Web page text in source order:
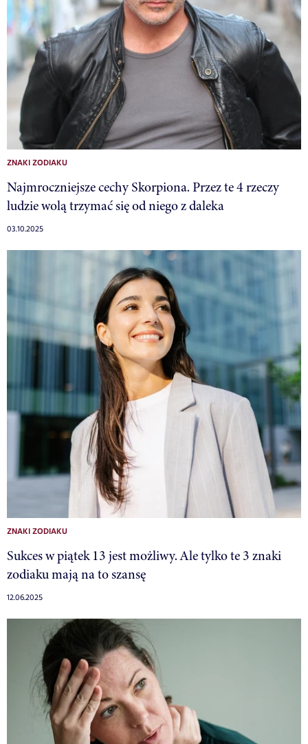
ZNAKI ZODIAKU
Najmroczniejsze cechy Skorpiona. Przez te 4 rzeczy
ludzie wolą trzymać się od niego z daleka
03.10.2025
ZNAKI ZODIAKU
Sukces w piątek 13 jest możliwy. Ale tylko te 3 znaki
zodiaku mają na to szansę
12.06.2025